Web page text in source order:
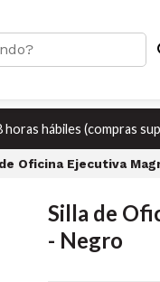
hábiles (compras
Oficina Ejecutiva
Silla de
- Negro